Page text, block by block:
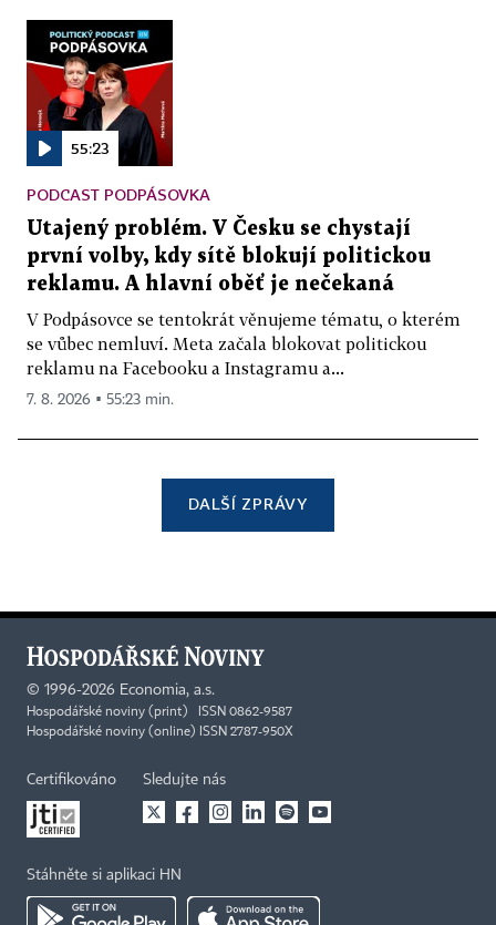
55:23
PODCAST PODPÁSOVKA
Utajený problém. V Česku se chystají
první volby, kdy sítě blokují politickou
reklamu. A hlavní oběť je nečekaná
V Podpásovce se tentokrát věnujeme tématu, o kterém
se vůbec nemluví. Meta začala blokovat politickou
reklamu na Facebooku a Instagramu a...
7. 8. 2026 ▪ 55:23 min.
DALŠÍ ZPRÁVY
© 1996-2026 Economia, a.s.
Hospodářské noviny (print) ISSN 0862-9587
Hospodářské noviny (online) ISSN 2787-950X
Certifikováno Sledujte nás
Stáhněte si aplikaci HN